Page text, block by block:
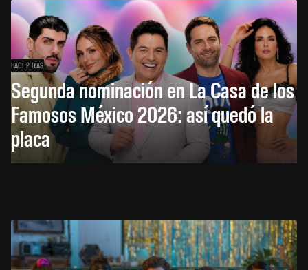
HACE 2 DÍAS
Segunda nominación en La Casa de los
Famosos México 2026: así quedó la
placa